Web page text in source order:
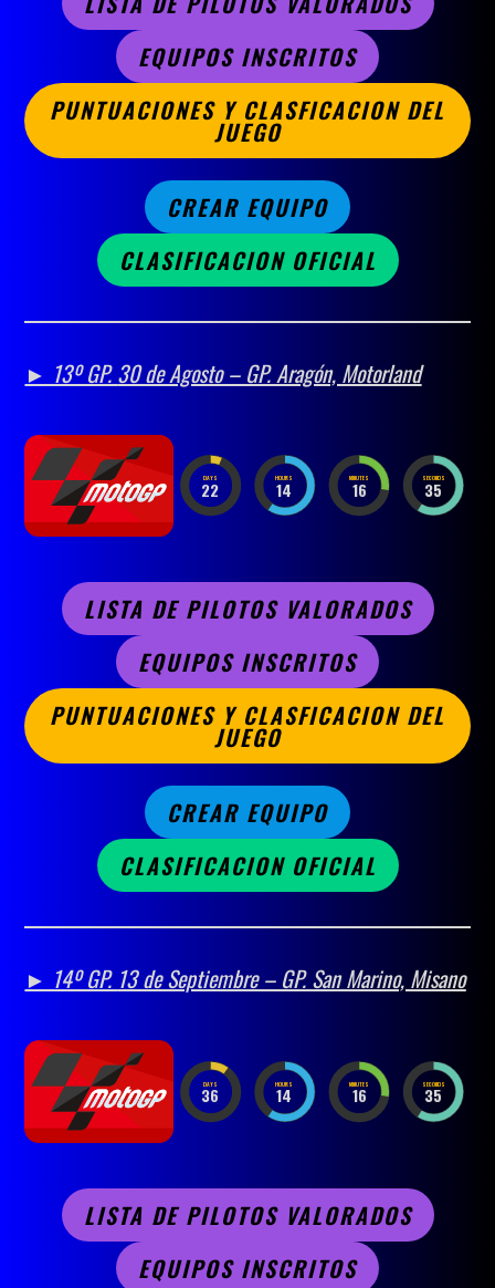
EQUIPOS INSCRITOS
PUNTUACIONES Y CLASFICACION DEL
JUEGO
CREAR EQUIPO
CLASIFICACION OFICIAL
► 13º GP.30 de Agosto – GP. Aragón, Motorland
DAYS
22
HOURS
14
MINUTES
16
SECONDS
33
LISTA DE PILOTOS VALORADOS
EQUIPOS INSCRITOS
PUNTUACIONES Y CLASFICACION DEL
JUEGO
CREAR EQUIPO
CLASIFICACION OFICIAL
► 14º GP. 13 de Septiembre – GP.San Marino, Misano
DAYS
36
HOURS
14
MINUTES
16
SECONDS
33
LISTA DE PILOTOS VALORADOS
EQUIPOS INSCRITOS